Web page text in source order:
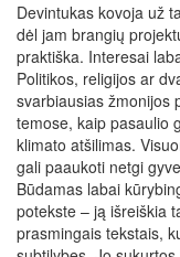
Devintukas kovoja už
dėl jam brangių
praktiška. Interesai
Politikos, religijos ar
svarbiausias žmonijos
temose, kaip pasaulio
klimato atšilimas.
gali paaukoti netgi
Būdamas labai
potekste – ją išreiškia
prasmingais tekstais,